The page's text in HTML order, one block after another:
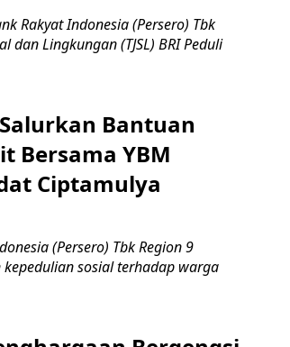
Rakyat Indonesia (Persero) Tbk
dan Lingkungan (TJSL) BRI Peduli
Bantuan
Bersama YBM
Ciptamulya
(Persero) Tbk Region 9
sosial terhadap warga